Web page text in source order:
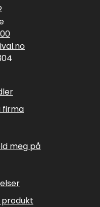
firma
meg på
produkt